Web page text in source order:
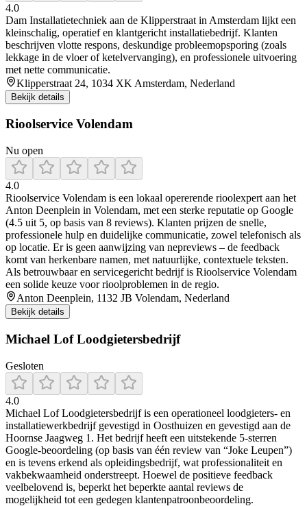
4.0
Dam Installatietechniek aan de Klipperstraat in Amsterdam lijkt een
kleinschalig, operatief en klantgericht installatiebedrijf. Klanten
beschrijven vlotte respons, deskundige probleemopsporing (zoals
lekkage in de vloer of ketelvervanging), en professionele uitvoering
met nette communicatie.
Klipperstraat 24, 1034 XK Amsterdam, Nederland
Bekijk details
Rioolservice Volendam
Nu open
4.0
Rioolservice Volendam is een lokaal opererende rioolexpert aan het
Anton Deenplein in Volendam, met een sterke reputatie op Google
(4.5 uit 5, op basis van 8 reviews). Klanten prijzen de snelle,
professionele hulp en duidelijke communicatie, zowel telefonisch als
op locatie. Er is geen aanwijzing van nepreviews – de feedback
komt van herkenbare namen, met natuurlijke, contextuele teksten.
Als betrouwbaar en servicegericht bedrijf is Rioolservice Volendam
een solide keuze voor rioolproblemen in de regio.
Anton Deenplein, 1132 JB Volendam, Nederland
Bekijk details
Michael Lof Loodgietersbedrijf
Gesloten
4.0
Michael Lof Loodgietersbedrijf is een operationeel loodgieters- en
installatiewerkbedrijf gevestigd in Oosthuizen en gevestigd aan de
Hoornse Jaagweg 1. Het bedrijf heeft een uitstekende 5‑sterren
Google‑beoordeling (op basis van één review van “Joke Leupen”)
en is tevens erkend als opleidingsbedrijf, wat professionaliteit en
vakbekwaamheid onderstreept. Hoewel de positieve feedback
veelbelovend is, beperkt het beperkte aantal reviews de
mogelijkheid tot een gedegen klantenpatroonbeoordeling.